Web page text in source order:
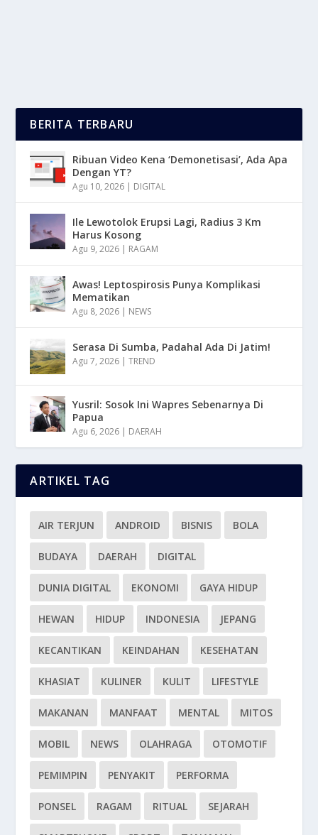
BERITA TERBARU
Ribuan Video Kena ‘Demonetisasi’, Ada Apa
Dengan YT?
Agu 10, 2026 | DIGITAL
Ile Lewotolok Erupsi Lagi, Radius 3 Km
Harus Kosong
Agu 9, 2026 | RAGAM
Awas! Leptospirosis Punya Komplikasi
Mematikan
Agu 8, 2026 | NEWS
Serasa Di Sumba, Padahal Ada Di Jatim!
Agu 7, 2026 |TREND
Yusril: Sosok Ini Wapres Sebenarnya Di
Papua
Agu 6, 2026 | DAERAH
ARTIKEL TAG
AIR TERJUN ANDROID BISNIS BOLA
BUDAYA DAERAH DIGITAL
DUNIA DIGITAL EKONOMI GAYA HIDUP
HEWAN HIDUP INDONESIA JEPANG
KECANTIKAN KEINDAHAN KESEHATAN
KHASIAT KULINER KULIT LIFESTYLE
MAKANAN MANFAAT MENTAL MITOS
MOBIL NEWS OLAHRAGA OTOMOTIF
PEMIMPIN PENYAKIT PERFORMA
PONSEL RAGAM RITUAL SEJARAH